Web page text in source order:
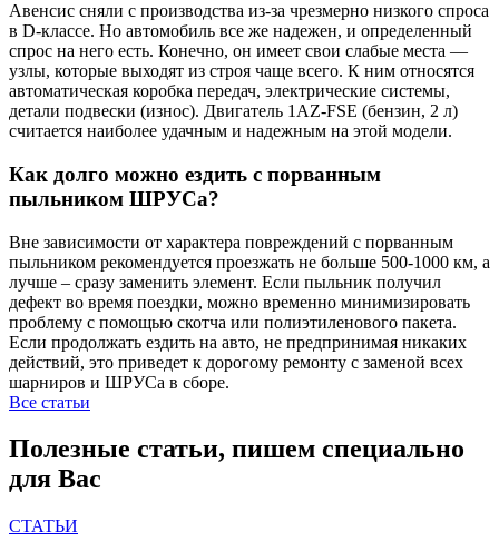
Авенсис сняли с производства из-за чрезмерно низкого спроса
в D-классе. Но автомобиль все же надежен, и определенный
спрос на него есть. Конечно, он имеет свои слабые места —
узлы, которые выходят из строя чаще всего. К ним относятся
автоматическая коробка передач, электрические системы,
детали подвески (износ). Двигатель 1AZ-FSE (бензин, 2 л)
считается наиболее удачным и надежным на этой модели.
Как долго можно ездить с порванным
пыльником ШРУСа?
Вне зависимости от характера повреждений с порванным
пыльником рекомендуется проезжать не больше 500-1000 км, а
лучше – сразу заменить элемент. Если пыльник получил
дефект во время поездки, можно временно минимизировать
проблему с помощью скотча или полиэтиленового пакета.
Если продолжать ездить на авто, не предпринимая никаких
действий, это приведет к дорогому ремонту с заменой всех
шарниров и ШРУСа в сборе.
Все статьи
Полезные статьи, пишем специально
для Вас
СТАТЬИ